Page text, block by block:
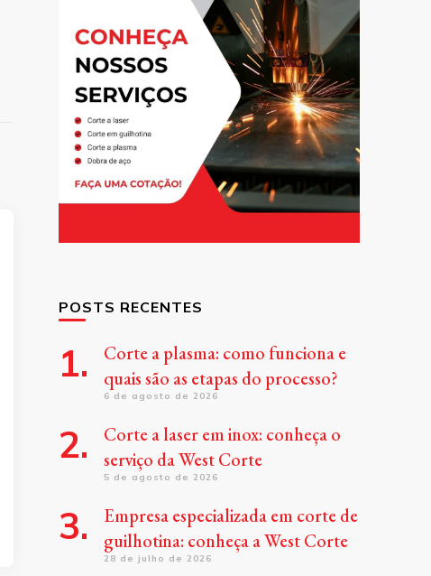
POSTS RECENTES
Corte a plasma: como funciona e
quais são as etapas do processo?
6 de agosto de 2026
Corte a laser em inox: conheça o
serviço da West Corte
5 de agosto de 2026
Empresa especializada em corte de
guilhotina: conheça a West Corte
28 de julho de 2026